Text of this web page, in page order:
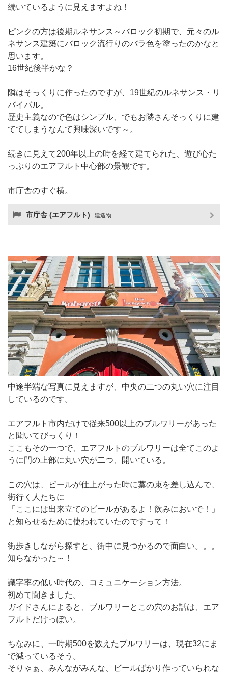
続いているように見えますよね！
ピンクの方は後期ルネサンス～バロック初期で、元々のル
ネサンス建築にバロック流行りのバラ色を塗ったのかなと
思います。
16世紀後半かな？
隣はそっくりに作ったのですが、19世紀のルネサンス・リ
バイバル。
歴史主義なので色はシンプル、でもお隣さんそっくりに建
ててしまうなんて興味深いです～。
続きに見えて200年以上の時を経て建てられた、遊び心た
っぷりのエアフルト中心部の景観です。
市庁舎のすぐ横。
市庁舎 (エアフルト) 建造物
中途半端な写真に見えますが、中央の二つの丸い穴に注目
しているのです。
エアフルト市内だけで従来500以上のブルワリーがあった
と聞いてびっくり！
ここもその一つで、エアフルトのブルワリーは全てこのよ
うに門の上部に丸い穴が二つ、開いている。
この穴は、ビールが仕上がった時に藁の束を差し込んで、
街行く人たちに
「ここには出来立てのビールがあるよ！飲みにおいで！」
と知らせるために使われていたのですって！
街歩きしながら探すと、街中に見つかるので面白い。。。
知らなかった～！
識字率の低い時代の、コミュニケーション方法。
初めて聞きました。
ガイドさんによると、ブルワリーとこの穴のお話は、エア
フルトだけっぽい。
ちなみに、一時期500を数えたブルワリーは、現在32にま
で減っているそう。
そりゃぁ、みんながみんな、ビールばかり作っていられな